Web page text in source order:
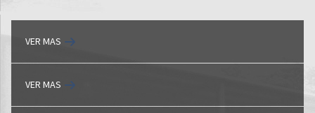
VER MAS
VER MAS